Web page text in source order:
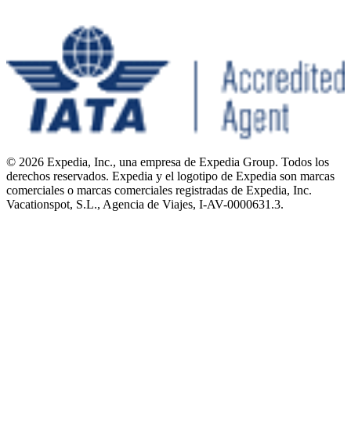
© 2026 Expedia, Inc., una empresa de Expedia Group. Todos los
derechos reservados. Expedia y el logotipo de Expedia son marcas
comerciales o marcas comerciales registradas de Expedia, Inc.
Vacationspot, S.L., Agencia de Viajes, I-AV-0000631.3.